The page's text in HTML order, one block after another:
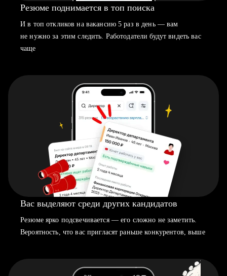
Резюме поднимается в топ поиска
И в топ откликов на вакансию 5 раз в день — вам
не нужно за этим следить. Работодатели будут видеть вас
чаще
Вас выделяют среди других кандидатов
Резюме ярко подсвечивается — его сложно не заметить.
Вероятность, что вас пригласят раньше конкурентов, выше